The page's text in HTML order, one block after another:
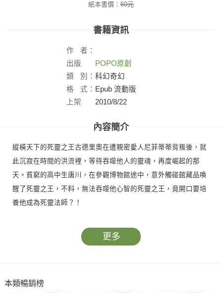
紙本書價： 60元
書籍資訊
作
者：
出版
社：
POPO原創
類
別： 科幻奇幻
格
式： Epub 流動版
上架
2010/8/22
內容簡介
縱橫天下的死靈之王古德里奧在遭親密愛人尼菲蒂蒂背叛後，就
此沉寂在時間的洪流裡，等待吞噬他人的靈魂，再度崛起的那
天。貧窮的高中生唐川，在參觀博物館途中，意外觸碰館藏品喚
醒了死靈之王，不料，無法吞噬他心智的死靈之王，竟開口要培
養他成為死靈法師？！
更多
本類暢銷榜